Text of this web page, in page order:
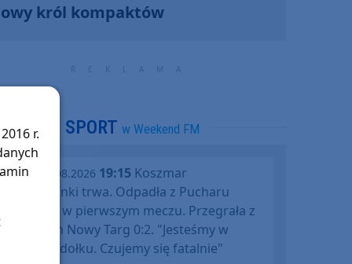
król kompaktów
SPORT w Weekend FM
środa, 05.08.2026 19:15 Koszmar
Chojniczanki trwa. Odpadła z Pucharu
Polski już w pierwszym meczu. Przegrała z
Podhalem Nowy Targ 0:2. "Jesteśmy w
totalnym dołku. Czujemy się fatalnie"
r.